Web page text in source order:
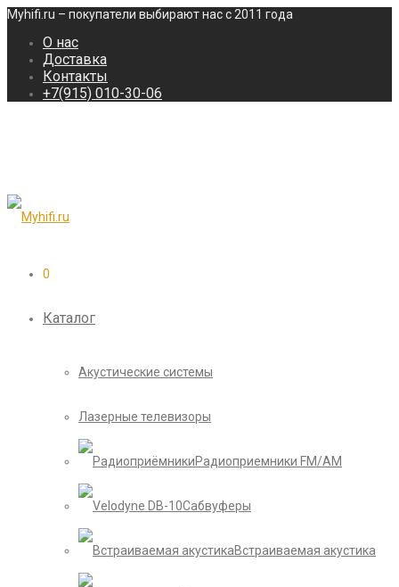
Myhifi.ru – покупатели выбирают нас с 2011 года
О нас
Доставка
Контакты
+7(915) 010-30-06
0
Каталог
Акустические системы
Лазерные телевизоры
Радиоприемники FM/AM
Сабвуферы
Встраиваемая акустика